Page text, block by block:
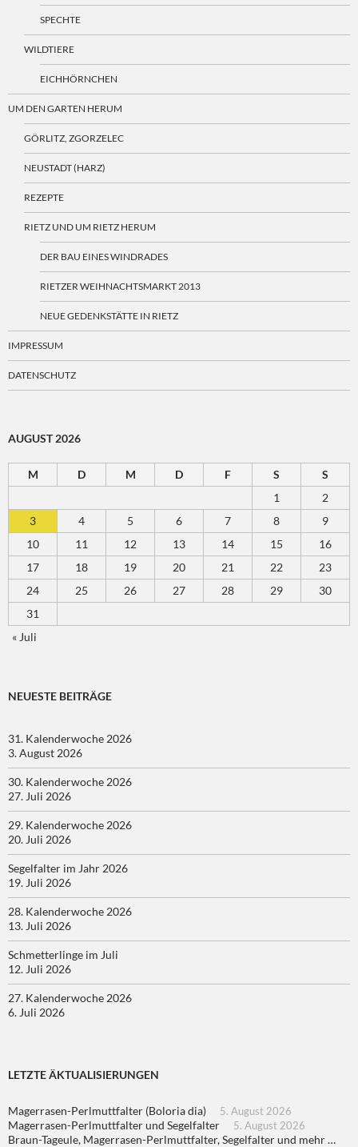
SPECHTE
WILDTIERE
EICHHÖRNCHEN
UM DEN GARTEN HERUM
GÖRLITZ, ZGORZELEC
NEUSTADT (HARZ)
REZEPTE
RIETZ UND UM RIETZ HERUM
DER BAU EINES WINDRADES
RIETZER WEIHNACHTSMARKT 2013
NEUE GEDENKSTÄTTE IN RIETZ
IMPRESSUM
DATENSCHUTZ
AUGUST 2026
M D M D F S
S
1
2
3
4 5 6 7 8
9
10
11 12 13 14 15
16
17
18 19 20 21 22
23
24
25 26 27 28 29
30
31
« Juli
NEUESTE BEITRÄGE
31. Kalenderwoche 2026
3. August 2026
30. Kalenderwoche 2026
27. Juli 2026
29. Kalenderwoche 2026
20. Juli 2026
Segelfalter im Jahr 2026
19. Juli 2026
28. Kalenderwoche 2026
13. Juli 2026
Schmetterlinge im Juli
12. Juli 2026
27. Kalenderwoche 2026
6. Juli 2026
LETZTE ÄKTUALISIERUNGEN
Magerrasen-Perlmuttfalter (Boloria dia) 5. August 2026
Magerrasen-Perlmuttfalter und Segelfalter 5. August 2026
Braun-Tageule, Magerrasen-Perlmuttfalter, Segelfalter und mehr …